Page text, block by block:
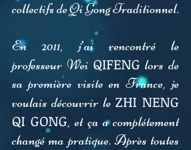
collectifs de Qi Gong Traditionnel.
En 2011, j’ai rencontré le
professeur Wei QIFENG lors de
sa première visite en France, je
voulais découvrir le ZHI NENG
QI GONG, et ça a complétement
changé ma pratique. Après toutes